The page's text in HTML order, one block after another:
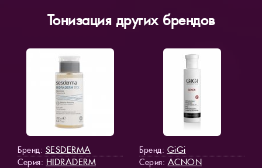
Тонизация других брендов
Бренд: SESDERMA
Серия: HIDRADERM
Бренд: GiGi
Серия: ACNON